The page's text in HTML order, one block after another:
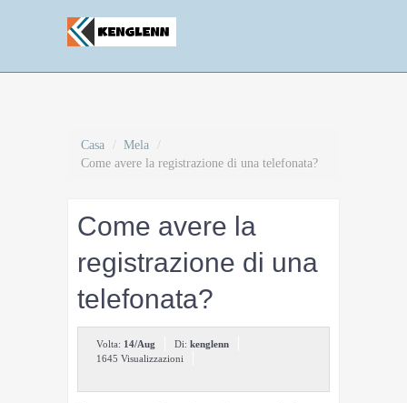
Casa / Mela /
Come avere la registrazione di una telefonata?
Come avere la
registrazione di una
telefonata?
Volta: 14/Aug Di: kenglenn
1645 Visualizzazioni